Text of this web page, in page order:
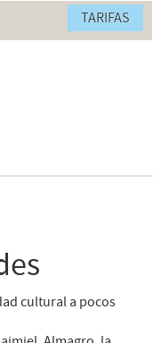
TARIFAS
cultural a pocos